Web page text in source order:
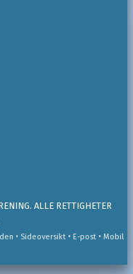
ALLE RETTIGHETER
• Sideoversikt • E-post • Mobil